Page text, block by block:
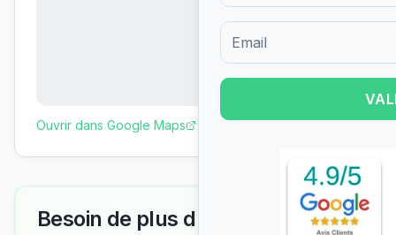
Ouvrir dans Google Maps
Besoin de plus d'informations ?
Formulaire d'inscription pour